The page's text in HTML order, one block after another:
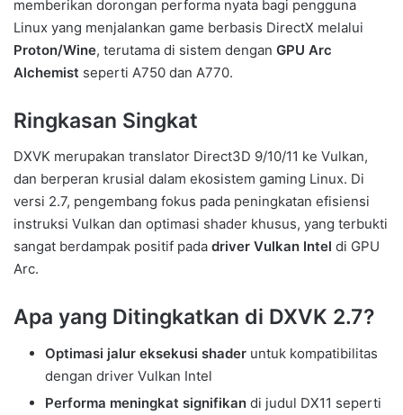
memberikan dorongan performa nyata bagi pengguna
Linux yang menjalankan game berbasis DirectX melalui
Proton/Wine, terutama di sistem dengan GPU Arc
Alchemist seperti A750 dan A770.
Ringkasan Singkat
DXVK merupakan translator Direct3D 9/10/11 ke Vulkan,
dan berperan krusial dalam ekosistem gaming Linux. Di
versi 2.7, pengembang fokus pada peningkatan efisiensi
instruksi Vulkan dan optimasi shader khusus, yang terbukti
sangat berdampak positif pada driver Vulkan Intel di GPU
Arc.
Apa yang Ditingkatkan di DXVK 2.7?
Optimasi jalur eksekusi shader untuk kompatibilitas
dengan driver Vulkan Intel
Performa meningkat signifikan di judul DX11 seperti